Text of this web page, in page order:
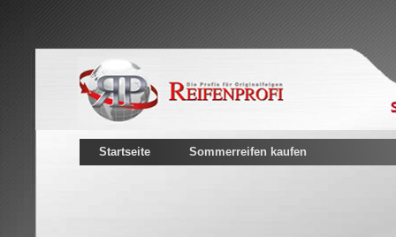
Startseite Sommerreifen kaufen